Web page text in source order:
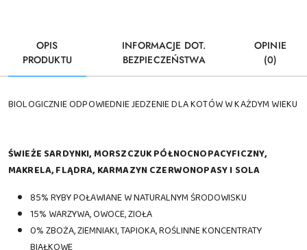
OPIS
PRODUKTU
INFORMACJE DOT.
BEZPIECZEŃSTWA
OPINIE
(0)
BIOLOGICZNIE ODPOWIEDNIE JEDZENIE DLA KOTÓW W KAŻDYM WIEKU
ŚWIEŻE SARDYNKI, MORSZCZUK PÓŁNOCNOPACYFICZNY,
MAKRELA, FLĄDRA, KARMAZYN CZERWONOPASY I SOLA
85% RYBY POŁAWIANE W NATURALNYM ŚRODOWISKU
15% WARZYWA, OWOCE, ZIOŁA
0% ZBOŻA, ZIEMNIAKI, TAPIOKA, ROŚLINNE KONCENTRATY